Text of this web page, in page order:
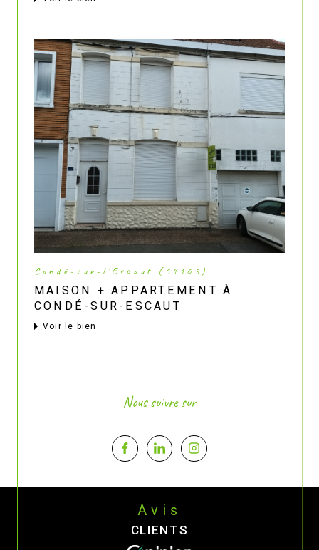
Condé-sur-l'Escaut (59163)
MAISON + APPARTEMENT À
CONDÉ-SUR-ESCAUT
voir le bien
Nous suivre sur
Avis
CLIENTS